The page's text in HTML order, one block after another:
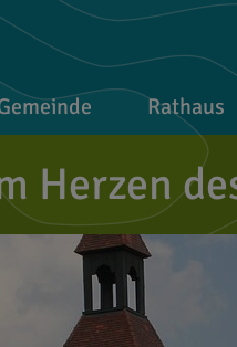
Rathaus
Herzen